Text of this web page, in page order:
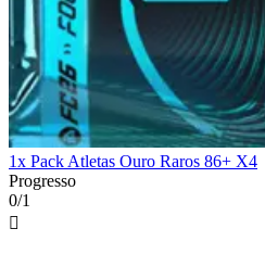
1x Pack Atletas Ouro Raros 86+ X4
Progresso
0/1
